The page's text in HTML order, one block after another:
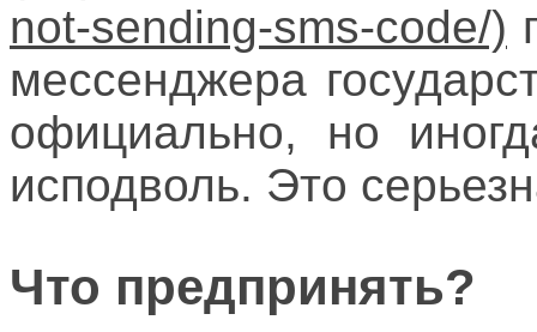
мессенджера
официально, но
исподволь. Это
Что предпринять?